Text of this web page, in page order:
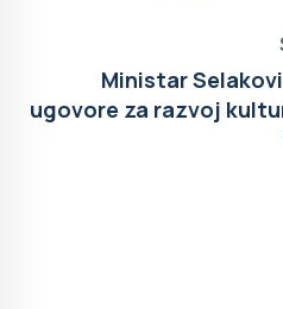
Ministar
ugovore za razvoj